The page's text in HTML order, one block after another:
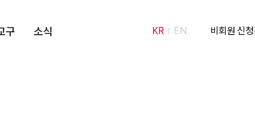
구 소식 KR EN 비회원 신